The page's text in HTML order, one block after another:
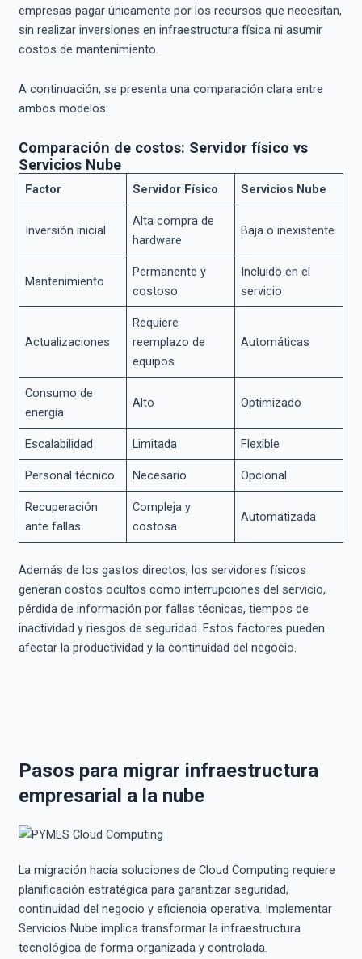
empresas pagar únicamente por los recursos que necesitan,
sin realizar inversiones en infraestructura física ni asumir
costos de mantenimiento.
A continuación, se presenta una comparación clara entre
ambos modelos:
Comparación de costos: Servidor físico vs
Servicios Nube
Factor Servidor Físico Servicios Nube
Inversión inicial
Alta compra de
hardware
Baja o inexistente
Mantenimiento
Permanente y
costoso
Incluido en el
servicio
Actualizaciones
Requiere
reemplazo de
equipos
Automáticas
Consumo de
energía
Alto Optimizado
Escalabilidad Limitada Flexible
Personal técnico Necesario Opcional
Recuperación
ante fallas
Compleja y
costosa
Automatizada
Además de los gastos directos, los servidores físicos
generan costos ocultos como interrupciones del servicio,
pérdida de información por fallas técnicas, tiempos de
inactividad y riesgos de seguridad. Estos factores pueden
afectar la productividad y la continuidad del negocio.
Pasos para migrar infraestructura
empresarial a la nube
La migración hacia soluciones de Cloud Computing requiere
planificación estratégica para garantizar seguridad,
continuidad del negocio y eficiencia operativa. Implementar
Servicios Nube implica transformar la infraestructura
tecnológica de forma organizada y controlada.